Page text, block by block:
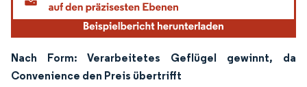
Nach Form: Verarbeitetes Geflügel gewinnt, da
Convenience den Preis übertrifft